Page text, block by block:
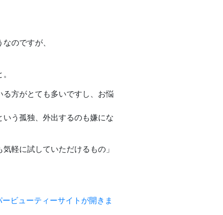
のですが、
方がとても多いですし、お悩
う孤独、外出するのも嫌にな
軽に試していただけるもの」
ビューティーサイトが開きま